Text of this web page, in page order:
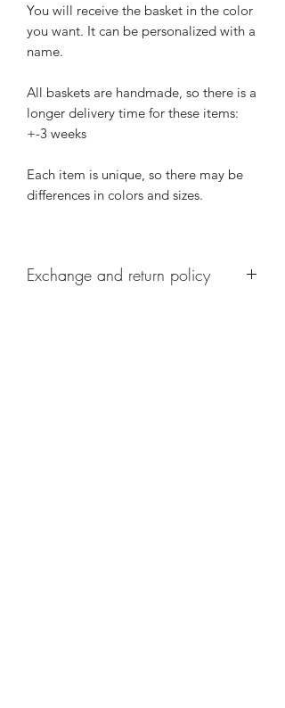
You will receive the basket in the color
you want. It can be personalized with a
name.
All baskets are handmade, so there is a
longer delivery time for these items:
+-3 weeks
Each item is unique, so there may be
differences in colors and sizes.
Exchange and return policy